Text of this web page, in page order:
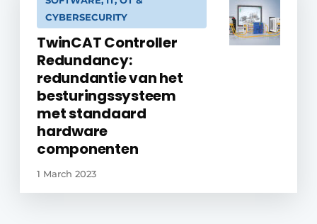
CYBERSECURITY
TwinCAT Controller
Redundancy:
redundantie van het
besturingssysteem
met standaard
hardware
componenten
1 March 2023